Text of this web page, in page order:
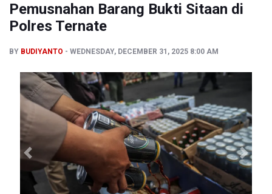
BPIP: Satu Siswa Sekolah Rakyat Jadi Calon Paskibraka
Pemusnahan Barang Bukti Sitaan di
Polres Ternate
BY BUDIYANTO WEDNESDAY, DECEMBER 31, 2025 8:00 AM
Previous Next